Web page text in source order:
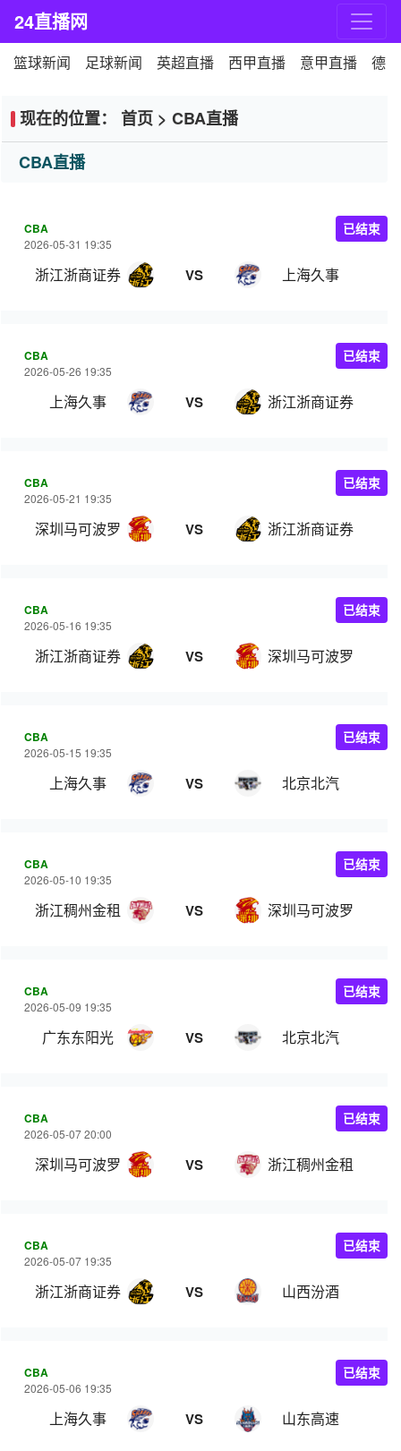
24直播网
篮球新闻 足球新闻 英超直播 西甲直播 意甲直播 德
现在的位置： 首页 > CBA直播
CBA直播
CBA
2026-05-31 19:35
浙江浙商证券 VS 上海久事
已结束
CBA
2026-05-26 19:35
上海久事 VS 浙江浙商证券
已结束
CBA
2026-05-21 19:35
深圳马可波罗 VS 浙江浙商证券
已结束
CBA
2026-05-16 19:35
浙江浙商证券 VS 深圳马可波罗
已结束
CBA
2026-05-15 19:35
上海久事 VS 北京北汽
已结束
CBA
2026-05-10 19:35
浙江稠州金租 VS 深圳马可波罗
已结束
CBA
2026-05-09 19:35
广东东阳光 VS 北京北汽
已结束
CBA
2026-05-07 20:00
深圳马可波罗 VS 浙江稠州金租
已结束
CBA
2026-05-07 19:35
浙江浙商证券 VS 山西汾酒
已结束
CBA
2026-05-06 19:35
上海久事 VS 山东高速
已结束